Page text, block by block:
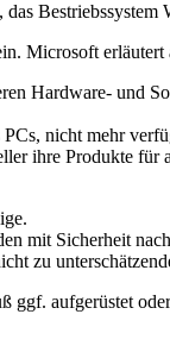
Bestriebssystem
Microsoft erläutert
Hardware- und
nicht mehr
ihre Produkte für
mit Sicherheit
zu
aufgerüstet